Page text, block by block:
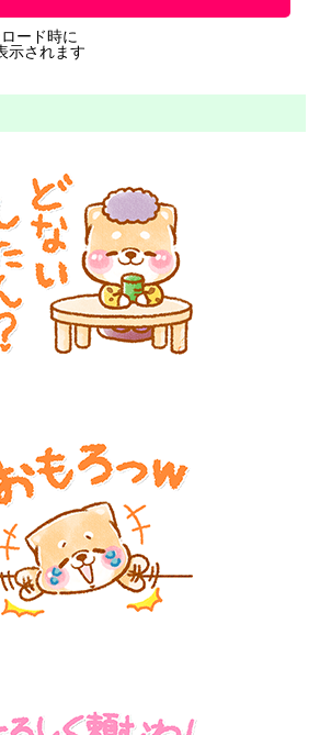
ード時に
示されます